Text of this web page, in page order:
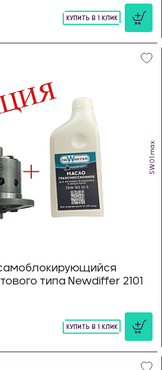
КУПИТЬ В 1 КЛИК
SW.01.max.
типа Newdiffer 2101
КУПИТЬ В 1 КЛИК